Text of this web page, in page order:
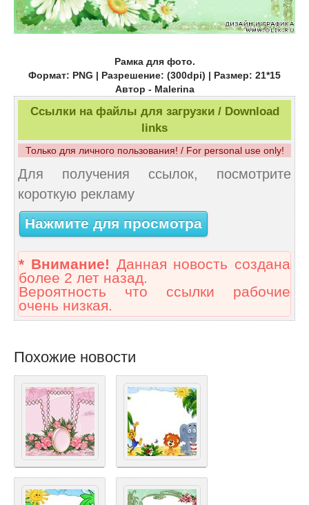
Рамка для фото.
Формат: PNG | Разрешение: (300dpi) | Размер: 21*15
Автор - Malerina
Ссылки на файлы для загрузки / Download
links
Только для личного пользования! / For personal use only!
Для получения ссылок, посмотрите
короткую рекламу
Нажмите для просмотра
* Внимание! Данная новость создана
более 2 лет назад.
Вероятность что ссылки рабочие
очень низкая.
Похожие новости